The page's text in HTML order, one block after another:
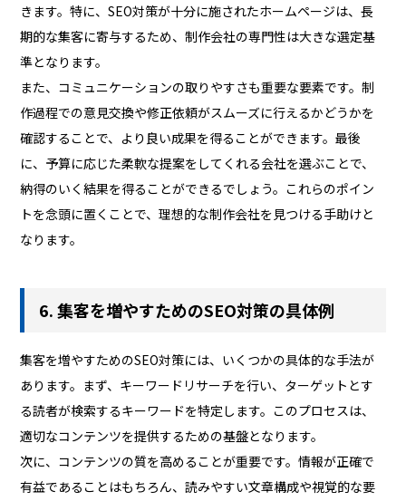
きます。特に、SEO対策が十分に施されたホームページは、長
期的な集客に寄与するため、制作会社の専門性は大きな選定基
準となります。
また、コミュニケーションの取りやすさも重要な要素です。制
作過程での意見交換や修正依頼がスムーズに行えるかどうかを
確認することで、より良い成果を得ることができます。最後
に、予算に応じた柔軟な提案をしてくれる会社を選ぶことで、
納得のいく結果を得ることができるでしょう。これらのポイン
トを念頭に置くことで、理想的な制作会社を見つける手助けと
なります。
6. 集客を増やすためのSEO対策の具体例
集客を増やすためのSEO対策には、いくつかの具体的な手法が
あります。まず、キーワードリサーチを行い、ターゲットとす
る読者が検索するキーワードを特定します。このプロセスは、
適切なコンテンツを提供するための基盤となります。
次に、コンテンツの質を高めることが重要です。情報が正確で
有益であることはもちろん、読みやすい文章構成や視覚的な要